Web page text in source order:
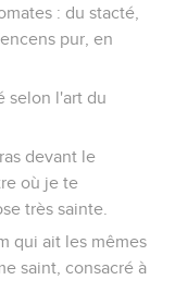
: du stacté,
pur, en
selon l'art du
devant le
où je te
très sainte.
qui ait les mêmes
saint, consacré à